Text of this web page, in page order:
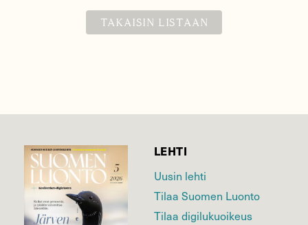
TAKAISIN LISTAAN
LEHTI
Uusin lehti
Tilaa Suomen Luonto
Tilaa digilukuoikeus